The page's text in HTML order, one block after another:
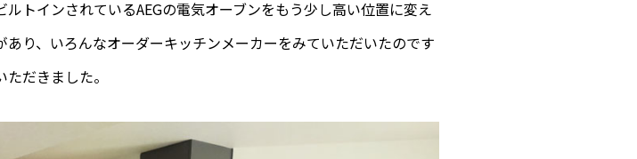
トインされているAEGの電気オーブンをもう少し高い位置に変え
り、いろんなオーダーキッチンメーカーをみていただいたのです
だきました。